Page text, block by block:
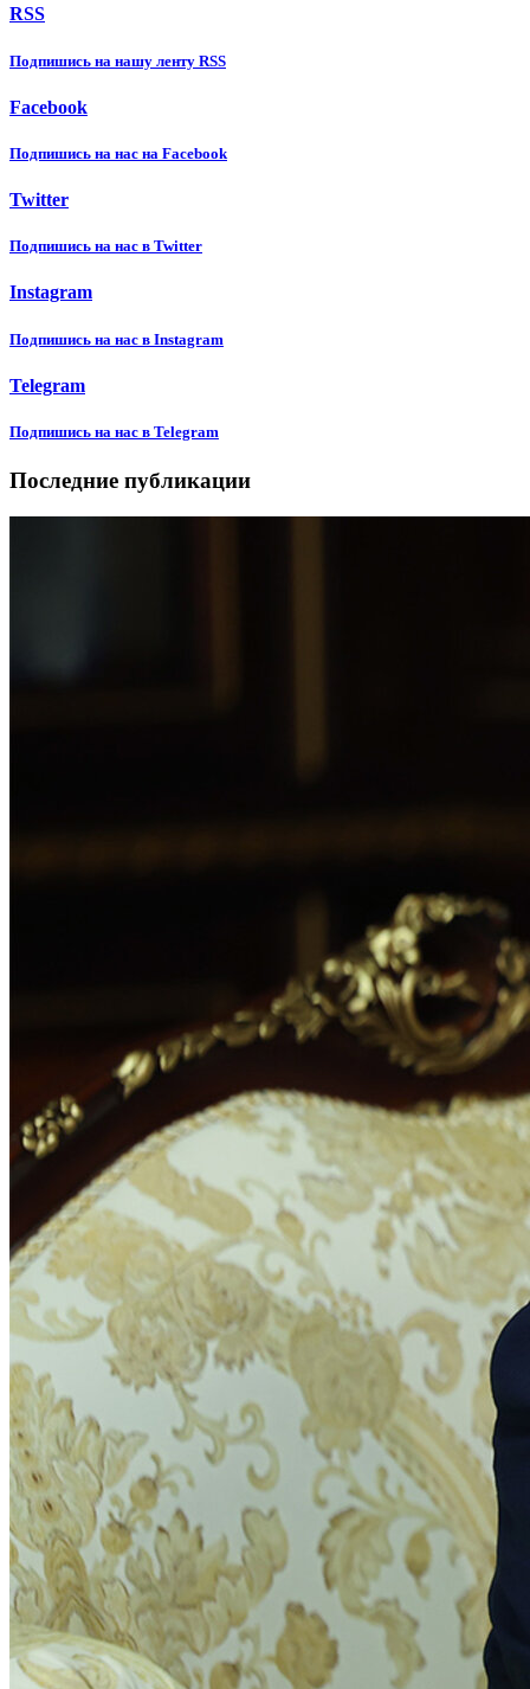
RSS
Подпишиcь на нашу ленту RSS
Facebook
Подпишиcь на нас на Facebook
Twitter
Подпишиcь на нас в Twitter
Instagram
Подпишиcь на нас в Instagram
Telegram
Подпишиcь на нас в Telegram
Последние публикации